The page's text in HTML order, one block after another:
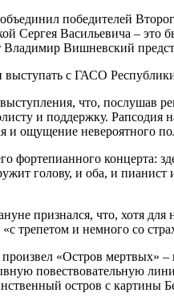
победителей
Сергея Васильевича –
Владимир Вишневский
с ГАСО Республики
что, послушав
и поддержку.
и ощущение невероятного
фортепианного концерта:
голову, и оба, и пианист
признался, что, хотя
трепетом и немного со
«Остров мертвых»
повествовательную
остров с картины